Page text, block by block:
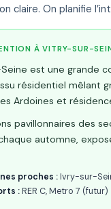
claire. On planifie
À VITRY-SUR-
est une grande
résidentiel mêlant
Ardoines et
pavillonnaires des
automne,
proches :Ivry-sur-
:RER C, Metro 7 (futur)